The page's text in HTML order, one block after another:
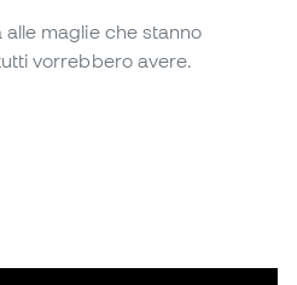
maglie che stanno
vorrebbero avere.